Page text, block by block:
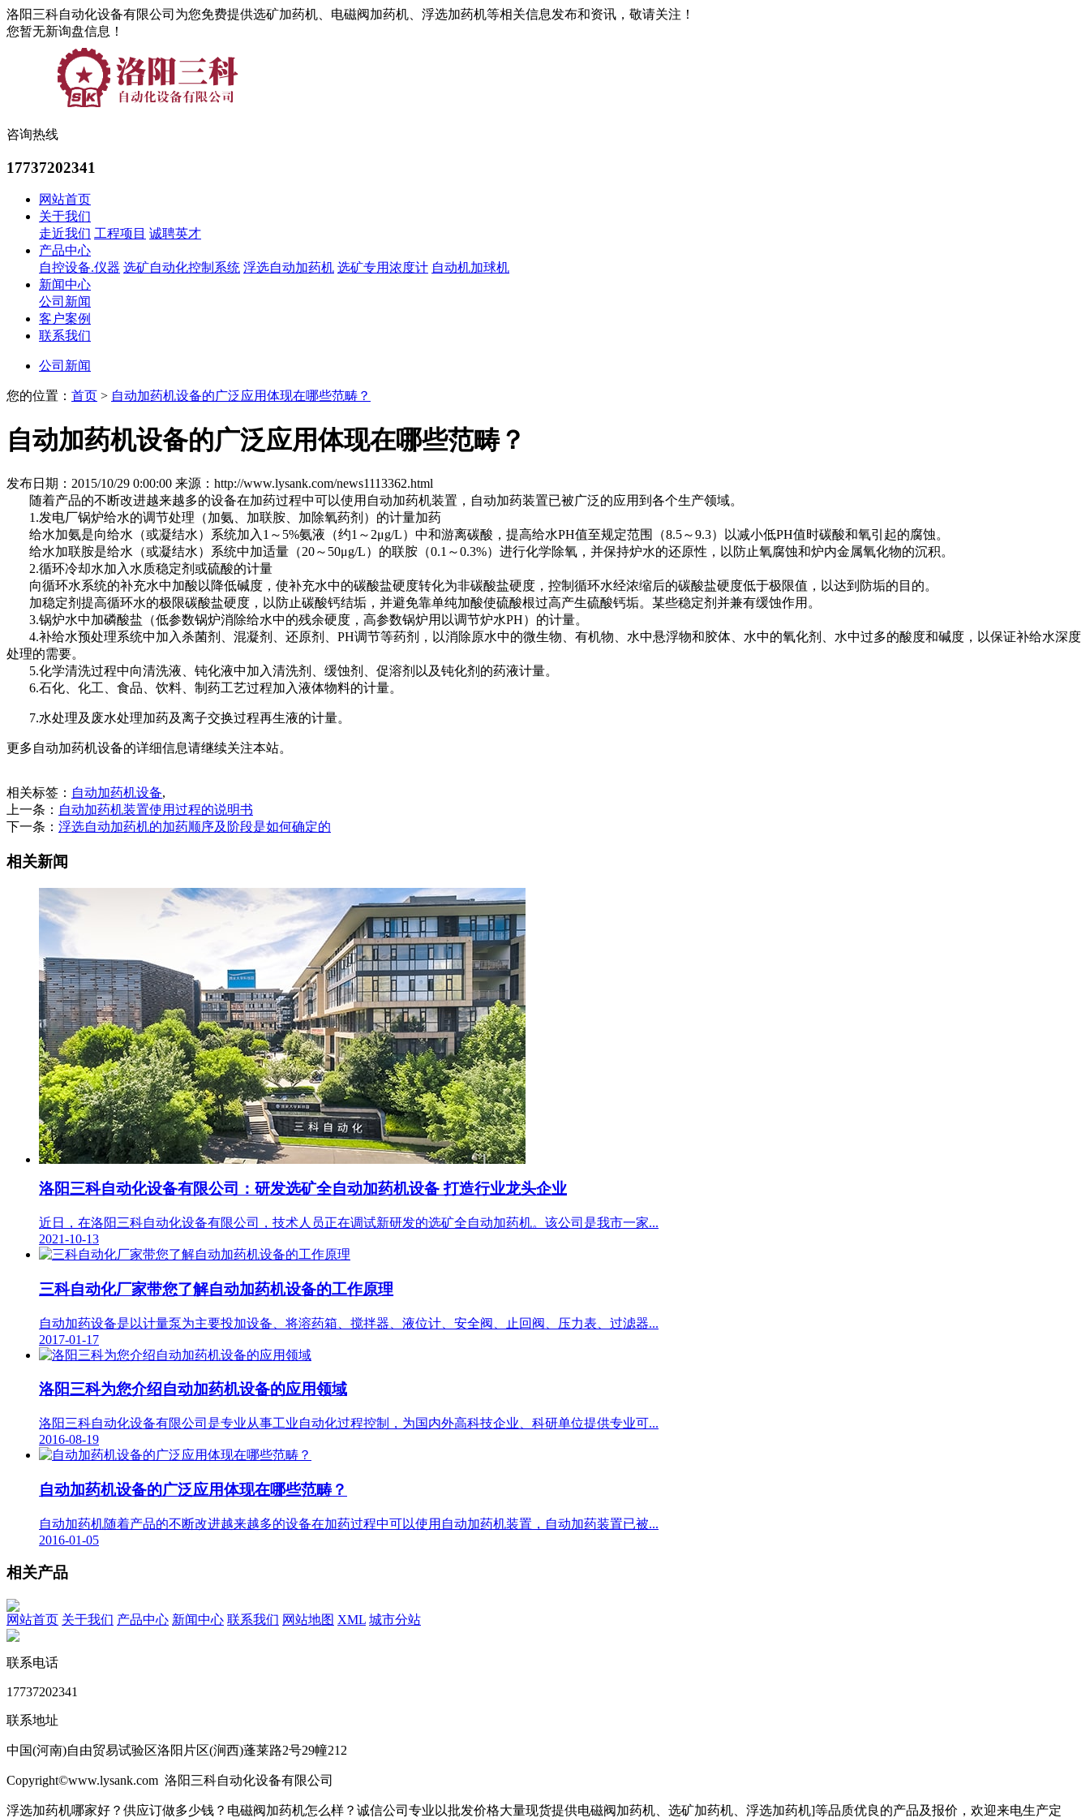
洛阳三科自动化设备有限公司为您免费提供选矿加药机、电磁阀加药机、浮选加药机等相关信息发布和资讯，敬请关注！
您暂无新询盘信息！
咨询热线
17737202341
网站首页
关于我们
走近我们 工程项目 诚聘英才
产品中心
自控设备.仪器 选矿自动化控制系统 浮选自动加药机 选矿专用浓度计 自动机加球机
新闻中心
公司新闻
客户案例
联系我们
公司新闻
您的位置： 首页 > 自动加药机设备的广泛应用体现在哪些范畴？
自动加药机设备的广泛应用体现在哪些范畴？
发布日期：2015/10/29 0:00:00 来源：http://www.lysank.com/news1113362.html
随着产品的不断改进越来越多的设备在加药过程中可以使用自动加药机装置，自动加药装置已被广泛的应用到各个生产领域。
1.发电厂锅炉给水的调节处理（加氨、加联胺、加除氧药剂）的计量加药
给水加氨是向给水（或凝结水）系统加入1～5%氨液（约1～2μg/L）中和游离碳酸，提高给水PH值至规定范围（8.5～9.3）以减小低PH值时碳酸和氧引起的腐蚀。
给水加联胺是给水（或凝结水）系统中加适量（20～50μg/L）的联胺（0.1～0.3%）进行化学除氧，并保持炉水的还原性，以防止氧腐蚀和炉内金属氧化物的沉积。
2.循环冷却水加入水质稳定剂或硫酸的计量
向循环水系统的补充水中加酸以降低碱度，使补充水中的碳酸盐硬度转化为非碳酸盐硬度，控制循环水经浓缩后的碳酸盐硬度低于极限值，以达到防垢的目的。
加稳定剂提高循环水的极限碳酸盐硬度，以防止碳酸钙结垢，并避免靠单纯加酸使硫酸根过高产生硫酸钙垢。某些稳定剂并兼有缓蚀作用。
3.锅炉水中加磷酸盐（低参数锅炉消除给水中的残余硬度，高参数锅炉用以调节炉水PH）的计量。
4.补给水预处理系统中加入杀菌剂、混凝剂、还原剂、PH调节等药剂，以消除原水中的微生物、有机物、水中悬浮物和胶体、水中的氧化剂、水中过多的酸度和碱度，以保证补给水深度
处理的需要。
5.化学清洗过程中向清洗液、钝化液中加入清洗剂、缓蚀剂、促溶剂以及钝化剂的药液计量。
6.石化、化工、食品、饮料、制药工艺过程加入液体物料的计量。
7.水处理及废水处理加药及离子交换过程再生液的计量。
更多自动加药机设备的详细信息请继续关注本站。
相关标签： 自动加药机设备,
上一条： 自动加药机装置使用过程的说明书
下一条： 浮选自动加药机的加药顺序及阶段是如何确定的
相关新闻
洛阳三科自动化设备有限公司：研发选矿全自动加药机设备 打造行业龙头企业
近日，在洛阳三科自动化设备有限公司，技术人员正在调试新研发的选矿全自动加药机。该公司是我市一家...
2021-10-13
三科自动化厂家带您了解自动加药机设备的工作原理
自动加药设备是以计量泵为主要投加设备、将溶药箱、搅拌器、液位计、安全阀、止回阀、压力表、过滤器...
2017-01-17
洛阳三科为您介绍自动加药机设备的应用领域
洛阳三科自动化设备有限公司是专业从事工业自动化过程控制，为国内外高科技企业、科研单位提供专业可...
2016-08-19
自动加药机设备的广泛应用体现在哪些范畴？
自动加药机随着产品的不断改进越来越多的设备在加药过程中可以使用自动加药机装置，自动加药装置已被...
2016-01-05
相关产品
网站首页 关于我们 产品中心 新闻中心 联系我们 网站地图 XML 城市分站
联系电话
17737202341
联系地址
中国(河南)自由贸易试验区洛阳片区(涧西)蓬莱路2号29幢212
Copyright©www.lysank.com 洛阳三科自动化设备有限公司
浮选加药机哪家好？供应订做多少钱？电磁阀加药机怎么样？诚信公司专业以批发价格大量现货提供电磁阀加药机、选矿加药机、浮选加药机]等品质优良的产品及报价，欢迎来电生产定